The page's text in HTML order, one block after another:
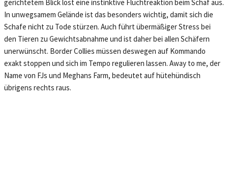
gerichtetem Blick löst eine instinktive Fluchtreaktion beim Schaf aus.
In unwegsamem Gelände ist das besonders wichtig, damit sich die
Schafe nicht zu Tode stürzen. Auch führt übermäßiger Stress bei
den Tieren zu Gewichtsabnahme und ist daher bei allen Schäfern
unerwünscht. Border Collies müssen deswegen auf Kommando
exakt stoppen und sich im Tempo regulieren lassen. Away to me, der
Name von FJs und Meghans Farm, bedeutet auf hütehündisch
übrigens rechts raus.